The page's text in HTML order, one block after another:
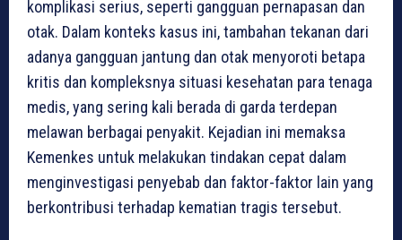
komplikasi serius, seperti gangguan pernapasan dan
otak. Dalam konteks kasus ini, tambahan tekanan dari
adanya gangguan jantung dan otak menyoroti betapa
kritis dan kompleksnya situasi kesehatan para tenaga
medis, yang sering kali berada di garda terdepan
melawan berbagai penyakit. Kejadian ini memaksa
Kemenkes untuk melakukan tindakan cepat dalam
menginvestigasi penyebab dan faktor-faktor lain yang
berkontribusi terhadap kematian tragis tersebut.